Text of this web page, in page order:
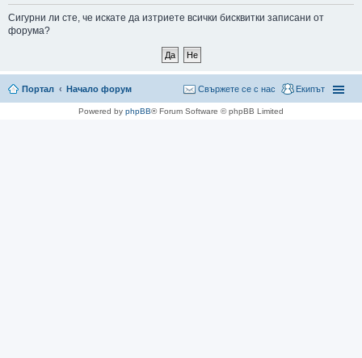
Сигурни ли сте, че искате да изтриете всички бисквитки записани от
форума?
Портал Начало форум Екипът
Свържете се с нас
Powered by phpBB® Forum Software © phpBB Limited